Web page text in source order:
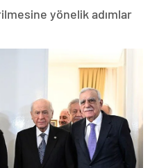
yönelik adımlar